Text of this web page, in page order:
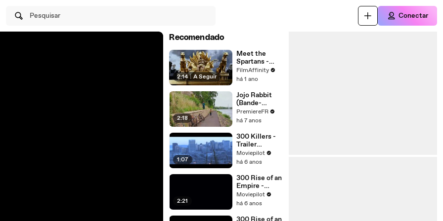
Pesquisar Conectar
Recomendado
2:14 | A Seguir
Meet the
Spartans -
Trailer
FilmAffinity
há 1 ano
2:18
Jojo Rabbit
(Bande-
annonce VO)
PremiereFR
há 7 anos
1:07
300 Killers -
Trailer
(English)
Moviepilot
há 6 anos
2:21
300 Rise of an
Empire -
Trailer
(Deutsch) HD
Moviepilot
há 6 anos